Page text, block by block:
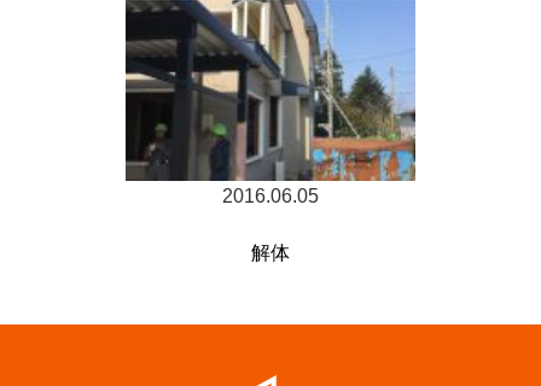
2016.06.05
解体